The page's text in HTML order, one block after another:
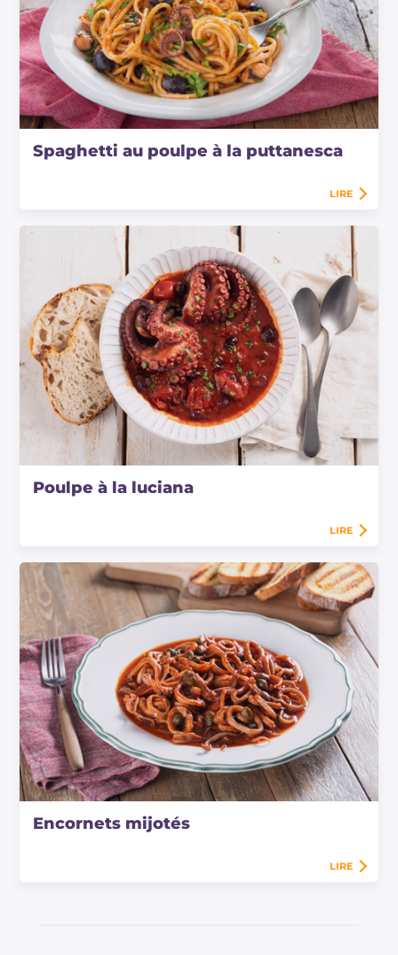
Spaghetti au poulpe à la puttanesca
LIRE
Poulpe à la luciana
LIRE
Encornets mijotés
LIRE